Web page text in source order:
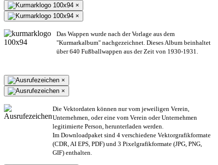
×
×
Das Wappen wurde nach der Vorlage aus dem
"Kurmarkalbum" nachgezeichnet. Dieses Album beinhaltet
über 640 Fußballwappen aus der Zeit von 1930-1931.
×
×
Die Vektordaten können nur vom jeweiligen Verein,
Unternehmen, oder eine vom Verein oder Unternehmen
legitimierte Person, herunterladen werden.
Im Downloadpaket sind 4 verschiedene Vektorgrafikformate
(CDR, AI EPS, PDF) und 3 Pixelgrafikformate (JPG, PNG,
GIF) enthalten.